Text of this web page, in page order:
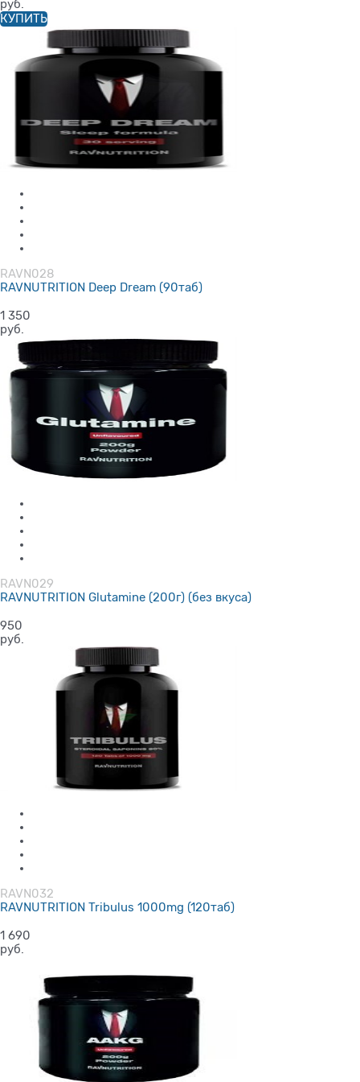
руб.
КУПИТЬ
RAVN028
RAVNUTRITION Deep Dream (90таб)
1 350
руб.
RAVN029
RAVNUTRITION Glutamine (200г) (без вкуса)
950
руб.
RAVN032
RAVNUTRITION Tribulus 1000mg (120таб)
1 690
руб.